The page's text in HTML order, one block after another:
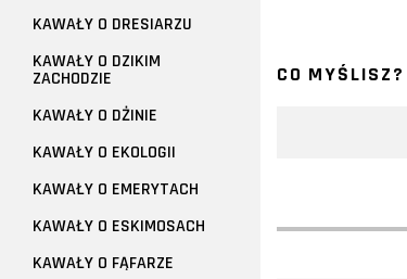
CO MYŚLISZ?
KAWAŁY O DRESIARZU
KAWAŁY O DZIKIM
ZACHODZIE
KAWAŁY O DŻINIE
KAWAŁY O EKOLOGII
KAWAŁY O EMERYTACH
KAWAŁY O ESKIMOSACH
KAWAŁY O FĄFARZE